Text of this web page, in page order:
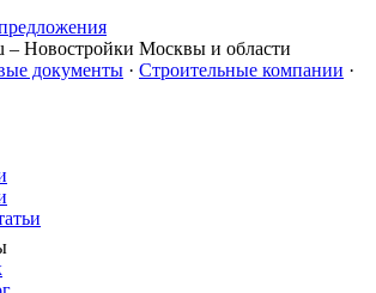
– Новостройки Москвы и области
документы · Строительные компании ·